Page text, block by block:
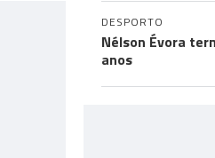
DESPORTO
Nélson Évora
anos